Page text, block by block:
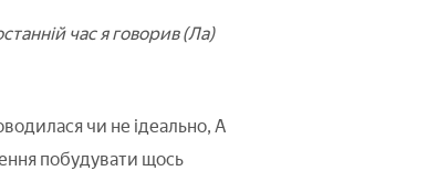
час я говорив (Ла)
чи не ідеально, А
побудувати щось